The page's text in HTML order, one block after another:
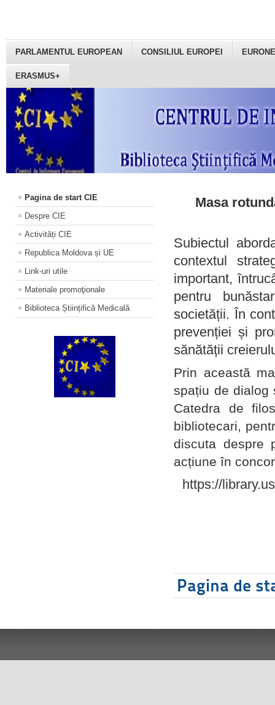
PARLAMENTUL EUROPEAN CONSILIUL EUROPEI
ERASMUS+
Pagina de start CIE
Despre CIE
Activități CIE
Republica Moldova și UE
Link-uri utile
Materiale promoţionale
Biblioteca Științifică Medicală
Masa
Subiectul
contextul
important,
pentru
societății. În
prevenției și
sănătății
Prin această
spațiu de dialog
Catedra de
bibliotecari,
discuta despre
acțiune în
https://
Pagina de